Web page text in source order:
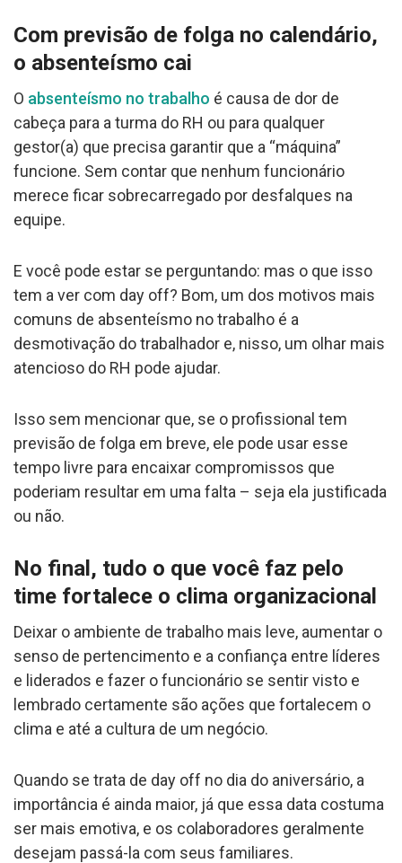
Com previsão de folga no calendário,
o absenteísmo cai
O absenteísmo no trabalho é causa de dor de
cabeça para a turma do RH ou para qualquer
gestor(a) que precisa garantir que a “máquina”
funcione. Sem contar que nenhum funcionário
merece ficar sobrecarregado por desfalques na
equipe.
E você pode estar se perguntando: mas o que isso
tem a ver com day off? Bom, um dos motivos mais
comuns de absenteísmo no trabalho é a
desmotivação do trabalhador e, nisso, um olhar mais
atencioso do RH pode ajudar.
Isso sem mencionar que, se o profissional tem
previsão de folga em breve, ele pode usar esse
tempo livre para encaixar compromissos que
poderiam resultar em uma falta – seja ela justificada
ou não.
No final, tudo o que você faz pelo
time fortalece o clima organizacional
Deixar o ambiente de trabalho mais leve, aumentar o
senso de pertencimento e a confiança entre líderes
e liderados e fazer o funcionário se sentir visto e
lembrado certamente são ações que fortalecem o
clima e até a cultura de um negócio.
Quando se trata de day off no dia do aniversário, a
importância é ainda maior, já que essa data costuma
ser mais emotiva, e os colaboradores geralmente
desejam passá-la com seus familiares.